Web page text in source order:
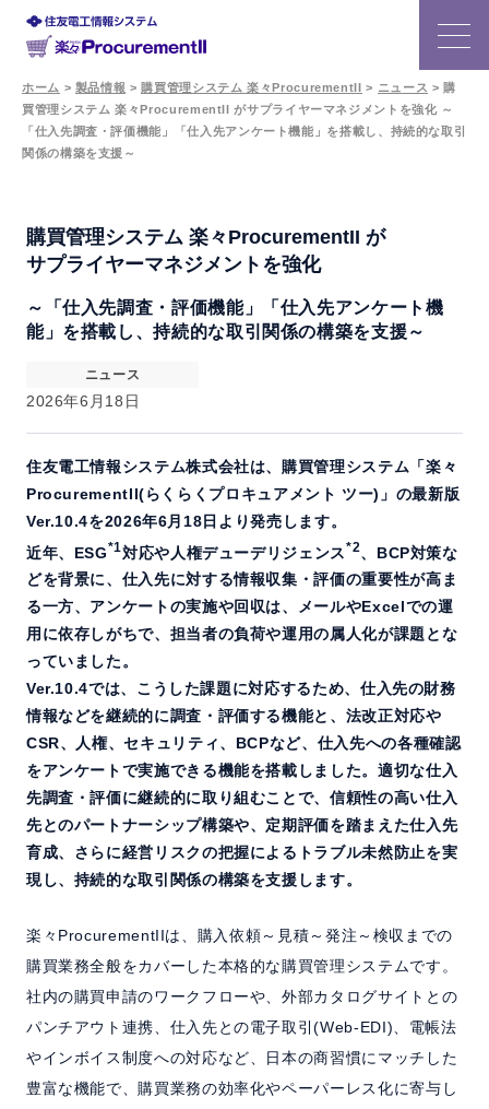
特長
事例
価格
よくある質問
ニュース
受賞
お問い合わせ／資料請求
ホーム > 製品情報 > 購買管理システム 楽々ProcurementII > ニュース > 購
買管理システム 楽々ProcurementII がサプライヤーマネジメントを強化 ～
「仕入先調査・評価機能」「仕入先アンケート機能」を搭載し、持続的な取引
関係の構築を支援～
購買管理システム 楽々ProcurementII が
サプライヤーマネジメントを強化
～「仕入先調査・評価機能」「仕入先アンケート機
能」を搭載し、持続的な取引関係の構築を支援～
ニュース
2026年6月18日
住友電工情報システム株式会社は、購買管理システム「楽々
ProcurementII(らくらくプロキュアメント ツー)」の最新版
Ver.10.4を2026年6月18日より発売します。
近年、ESG*1対応や人権デューデリジェンス*2、BCP対策な
どを背景に、仕入先に対する情報収集・評価の重要性が高ま
る一方、アンケートの実施や回収は、メールやExcelでの運
用に依存しがちで、担当者の負荷や運用の属人化が課題とな
っていました。
Ver.10.4では、こうした課題に対応するため、仕入先の財務
情報などを継続的に調査・評価する機能と、法改正対応や
CSR、人権、セキュリティ、BCPなど、仕入先への各種確認
をアンケートで実施できる機能を搭載しました。適切な仕入
先調査・評価に継続的に取り組むことで、信頼性の高い仕入
先とのパートナーシップ構築や、定期評価を踏まえた仕入先
育成、さらに経営リスクの把握によるトラブル未然防止を実
現し、持続的な取引関係の構築を支援します。
楽々ProcurementIIは、購入依頼～見積～発注～検収までの
購買業務全般をカバーした本格的な購買管理システムです。
社内の購買申請のワークフローや、外部カタログサイトとの
パンチアウト連携、仕入先との電子取引(Web-EDI)、電帳法
やインボイス制度への対応など、日本の商習慣にマッチした
豊富な機能で、購買業務の効率化やペーパーレス化に寄与し